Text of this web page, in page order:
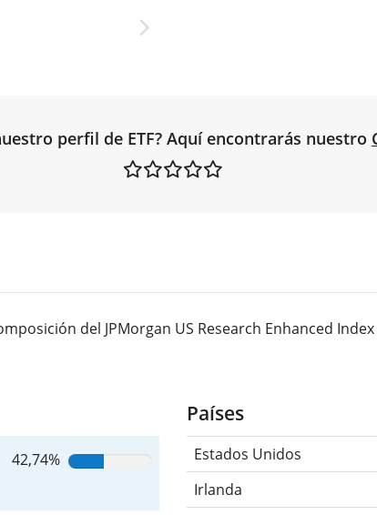
perfil de ETF? Aquí encontrarás nuestro
del JPMorgan US Research Enhanced Index
42,74%
Países
Estados Unidos
Irlanda